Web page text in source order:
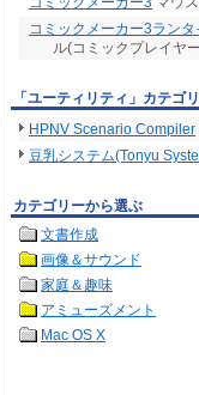
コミックメーカー3ランタ
ル(コミックプレイヤ
「ユーティリティ」カテゴ
HPNV Scenario Compiler
豆乳システム(Tonyu
カテゴリーから選ぶ
文書作成
画像＆サウンド
家庭＆趣味
アミューズメント
Mac OS X